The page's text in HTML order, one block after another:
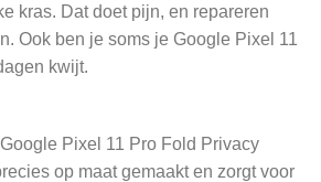
kras. Dat doet pijn, en repareren
Ook ben je soms je Google Pixel 11
kwijt.
Pixel 11 Pro Fold Privacy
op maat gemaakt en zorgt voor